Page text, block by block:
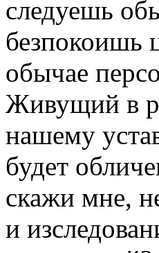
следуешь
безпокоишь
обычае
Живущий в
нашему
будет
скажи мне,
и